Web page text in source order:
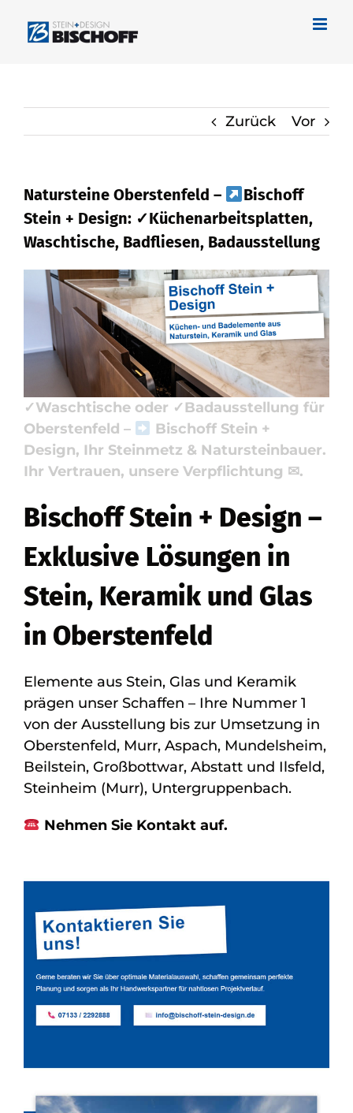
Inhalt
Zurück Vor
Natursteine Oberstenfeld –
Bischoff
Stein + Design: ✓Küchenarbeitsplatten,
Waschtische, Badfliesen, Badausstellung
Umgehend bei
Bischoff Stein + Design
für Oberstenfeld Naturstein als auch
✓Waschtische, Badfliese,
Küchenarbeitsplatte, Badausstellung
ansehen. Ihre Adresse für ✓Naturstein,
✓Küchenarbeitsplatte, ✓Badfliese,
✓Waschtische oder ✓Badausstellung für
Oberstenfeld –
Bischoff Stein +
Design, Ihr Steinmetz & Natursteinbauer.
Ihr Vertrauen, unsere Verpflichtung ✉.
Bischoff Stein + Design –
Exklusive Lösungen in
Stein, Keramik und Glas
in Oberstenfeld
Elemente aus Stein, Glas und Keramik
prägen unser Schaffen – Ihre Nummer 1
von der Ausstellung bis zur Umsetzung in
Oberstenfeld, Murr, Aspach, Mundelsheim,
Beilstein, Großbottwar, Abstatt und Ilsfeld,
Steinheim (Murr), Untergruppenbach.
Nehmen Sie Kontakt auf.